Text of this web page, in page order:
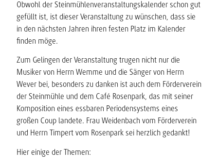
Obwohl der Steinmühlenveranstaltungskalender schon gut
gefüllt ist, ist dieser Veranstaltung zu wünschen, dass sie
in den nächsten Jahren ihren festen Platz im Kalender
finden möge.
Zum Gelingen der Veranstaltung trugen nicht nur die
Musiker von Herrn Wemme und die Sänger von Herrn
Wever bei, besonders zu danken ist auch dem Förderverein
der Steinmühle und dem Café Rosenpark, das mit seiner
Komposition eines essbaren Periodensystems eines
großen Coup landete. Frau Weidenbach vom Förderverein
und Herrn Timpert vom Rosenpark sei herzlich gedankt!
Hier einige der Themen: